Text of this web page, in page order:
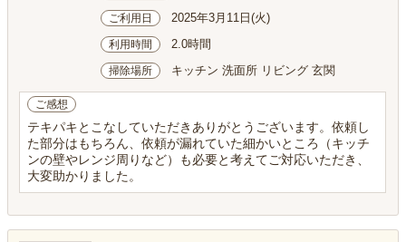
ご利用日 2025年3月11日(火)
利用時間 2.0時間
掃除場所 キッチン 洗面所 リビング 玄関
ご感想
テキパキとこなしていただきありがとうございます。依頼し
た部分はもちろん、依頼が漏れていた細かいところ（キッチ
ンの壁やレンジ周りなど）も必要と考えてご対応いただき、
大変助かりました。